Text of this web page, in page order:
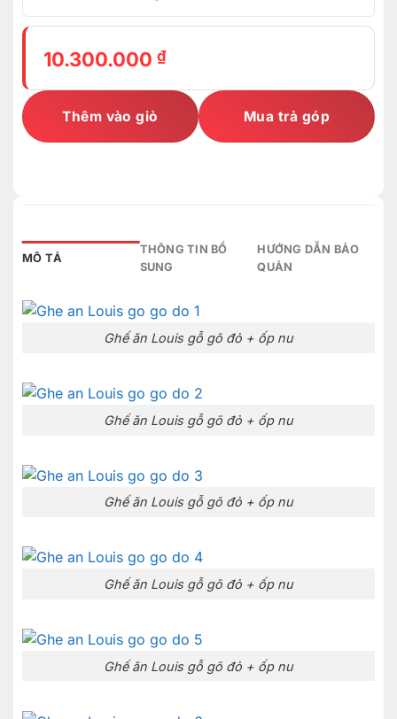
10.300.000 ₫
Thêm vào giỏ Mua trả góp
MÔ TẢ
THÔNG TIN BỔ
SUNG
HƯỚNG DẪN BẢO
QUẢN
Ghế ăn Louis gỗ gõ đỏ + ốp nu
Ghế ăn Louis gỗ gõ đỏ + ốp nu
Ghế ăn Louis gỗ gõ đỏ + ốp nu
Ghế ăn Louis gỗ gõ đỏ + ốp nu
Ghế ăn Louis gỗ gõ đỏ + ốp nu